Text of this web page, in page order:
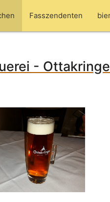
Fasszendenten
-